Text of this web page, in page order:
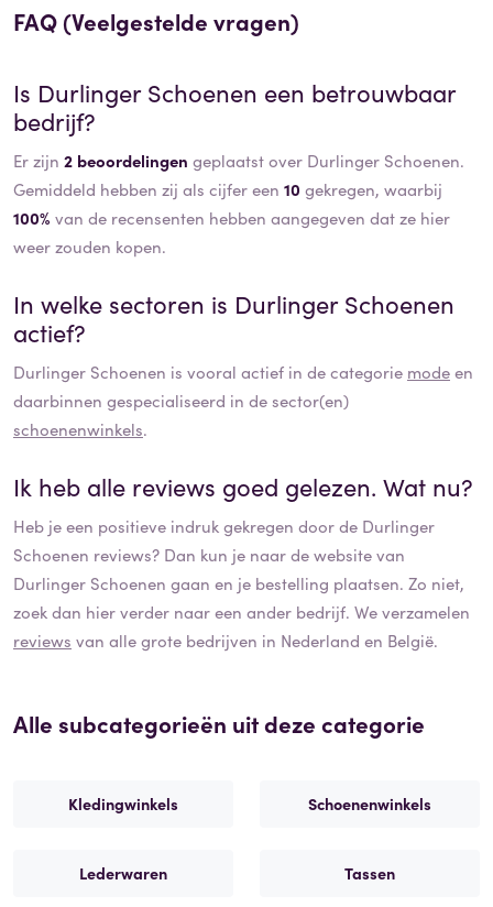
FAQ (Veelgestelde vragen)
Is Durlinger Schoenen een betrouwbaar
bedrijf?
Er zijn 2 beoordelingen geplaatst over Durlinger Schoenen.
Gemiddeld hebben zij als cijfer een 10 gekregen, waarbij
100% van de recensenten hebben aangegeven dat ze hier
weer zouden kopen.
In welke sectoren is Durlinger Schoenen
actief?
Durlinger Schoenen is vooral actief in de categorie modeen
daarbinnen gespecialiseerd in de sector(en)
schoenenwinkels.
Ik heb alle reviews goed gelezen. Wat nu?
Heb je een positieve indruk gekregen door de Durlinger
Schoenen reviews? Dan kun je naar de website van
Durlinger Schoenen gaan en je bestelling plaatsen. Zo niet,
zoek dan hier verder naar een ander bedrijf. We verzamelen
reviews van alle grote bedrijven in Nederland en België.
Alle subcategorieën uit deze categorie
Kledingwinkels Schoenenwinkels
Lederwaren Tassen